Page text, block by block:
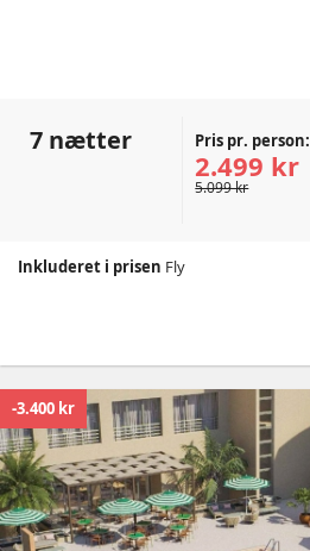
7 nætter Pris pr. person:
2.499 kr
5.099 kr
Inkluderet i prisen Fly
-3.400 kr